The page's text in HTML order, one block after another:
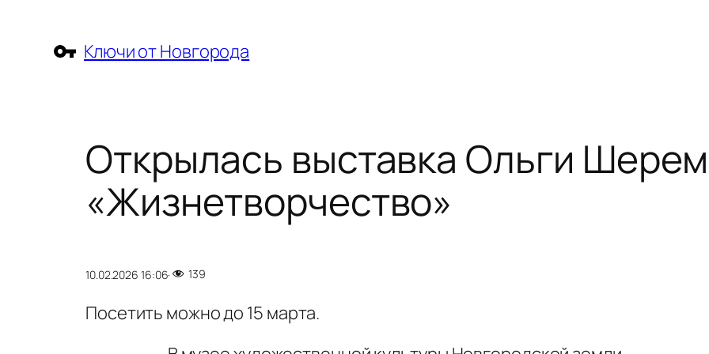
содержимому
Ключи от Новгорода
Открылась выставка Ольги
«Жизнетворчество»
10.02.2026 16:06· 139
Посетить можно до 15 марта.